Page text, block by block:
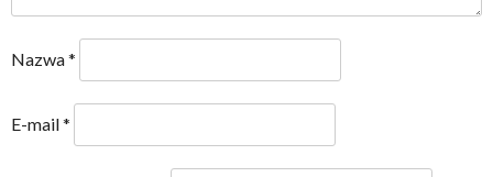
Nazwa*
E-mail*